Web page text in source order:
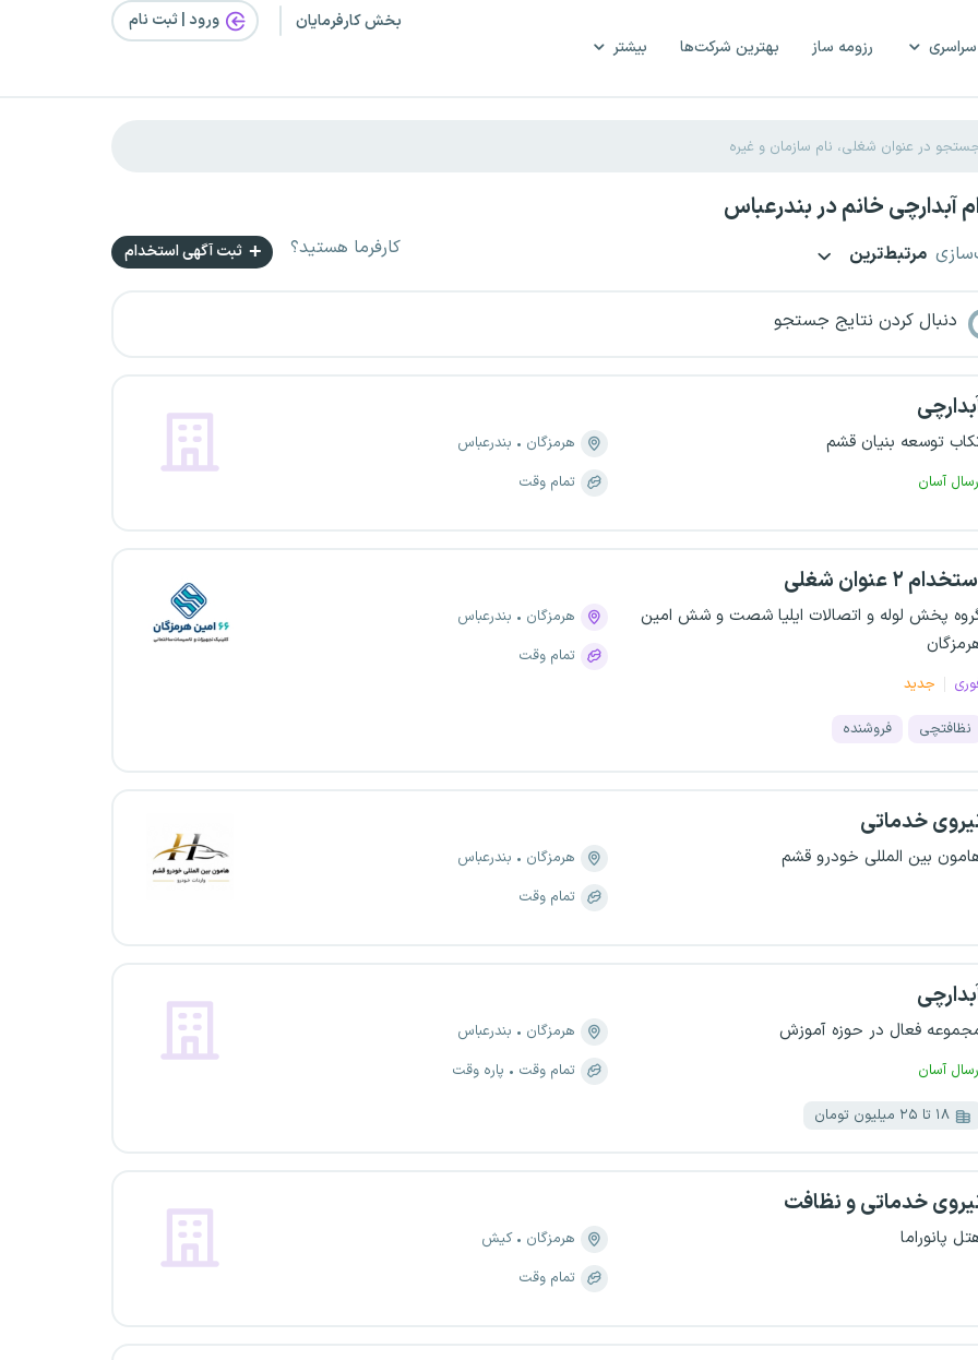
رزومه ساز بهترین شرکت‌ها بیشتر
بخش کارفرمایان ورود | ثبت‌ نام
آبدارچی خانم در بندرعباس
مرتبط‌ترین کارفرما هستید؟ ثبت آگهی استخدام
دنبال کردن نتایج جستجو
توسعه بنیان قشم
آسان
هرمزگان
بندرعباس
تمام وقت
۲ عنوان شغلی
پخش لوله و اتصالات ایلیا شصت و شش امین
جدید
هرمزگان
بندرعباس
تمام وقت
نظافتچی فروشنده
خدماتی
بین المللی خودرو قشم هرمزگان
بندرعباس
تمام وقت
فعال در حوزه آموزش
آسان
هرمزگان
بندرعباس
تمام وقت
پاره وقت
۱۸ تا ۲۵ میلیون تومان
خدماتی و نظافت
پانوراما هرمزگان
کیش
تمام وقت